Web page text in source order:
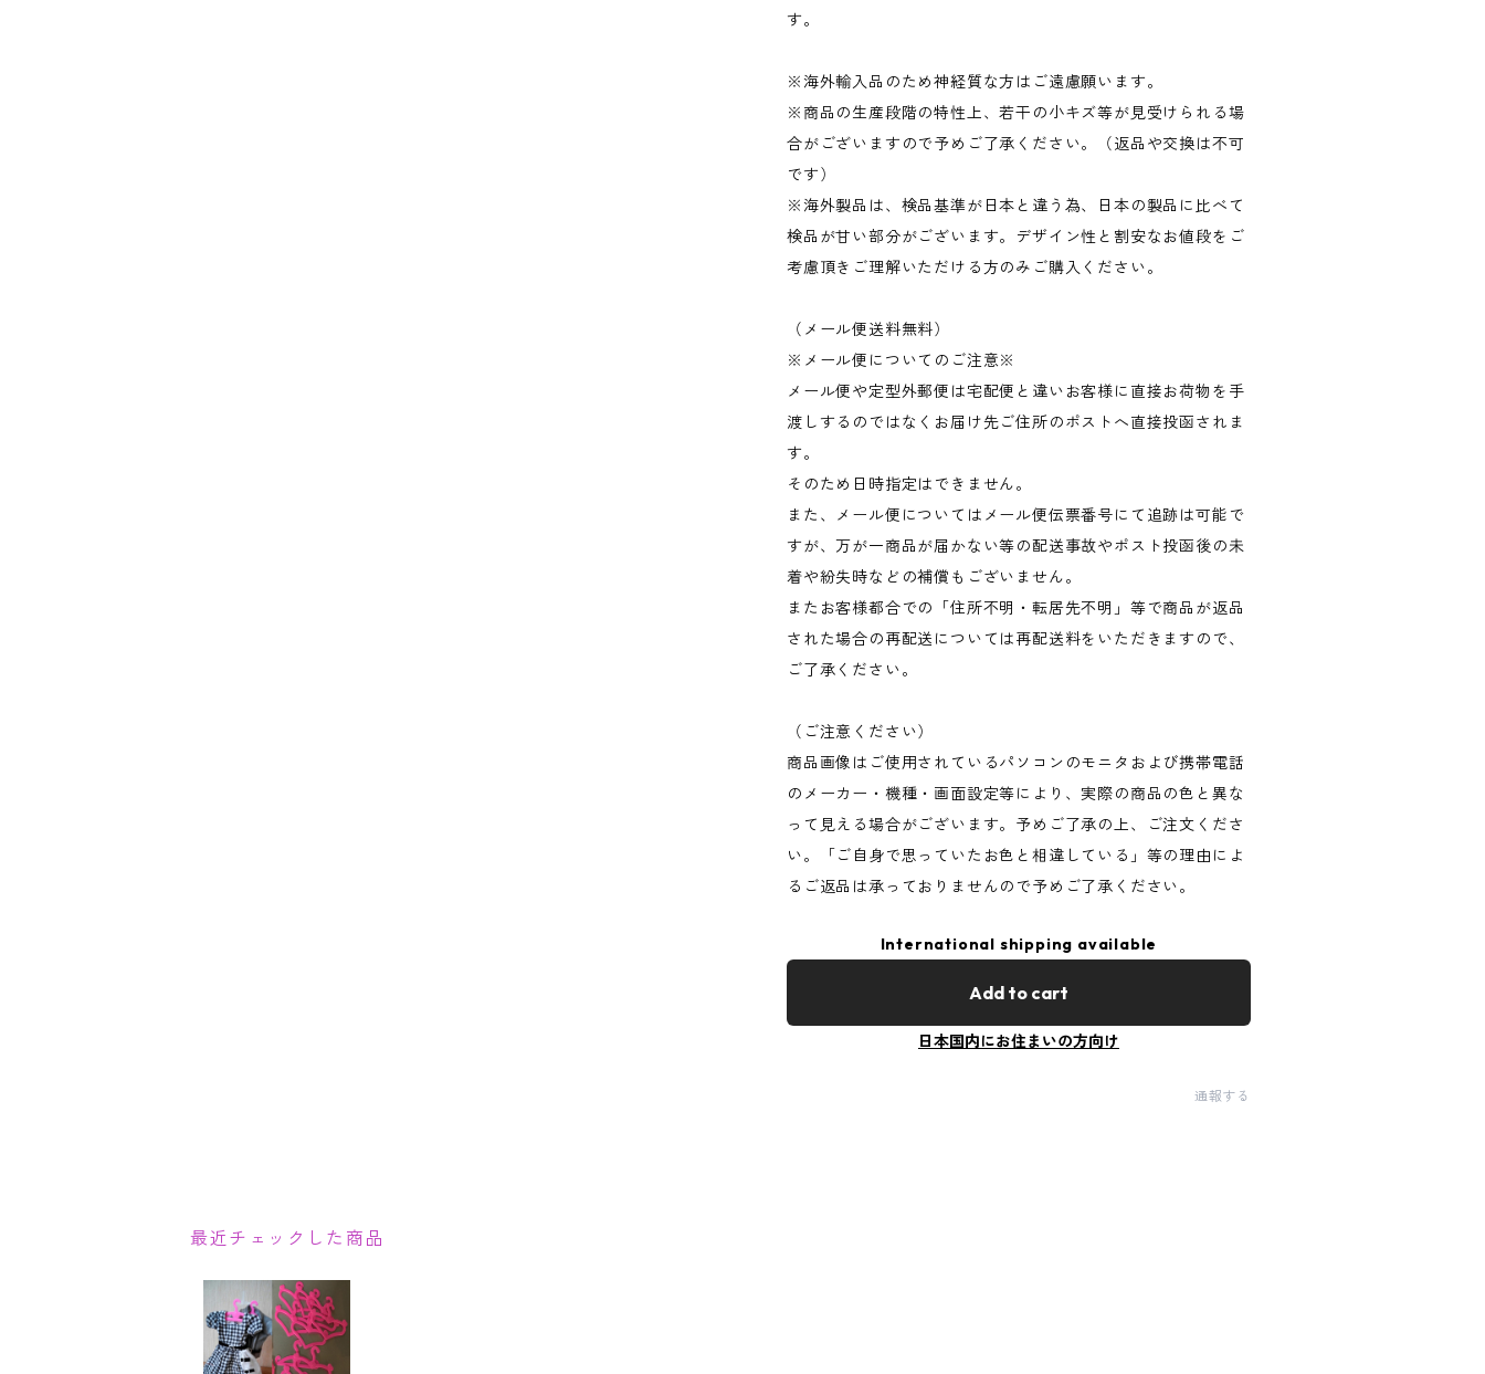
す。
※海外輸入品のため神経質な方はご遠慮願います。
※商品の生産段階の特性上、若干の小キズ等が見受けられる場
合がございますので予めご了承ください。（返品や交換は不可
です）
※海外製品は、検品基準が日本と違う為、日本の製品に比べて
検品が甘い部分がございます。デザイン性と割安なお値段をご
考慮頂きご理解いただける方のみご購入ください。
（メール便送料無料）
※メール便についてのご注意※
メール便や定型外郵便は宅配便と違いお客様に直接お荷物を手
渡しするのではなくお届け先ご住所のポストへ直接投函されま
す。
そのため日時指定はできません。
また、メール便についてはメール便伝票番号にて追跡は可能で
すが、万が一商品が届かない等の配送事故やポスト投函後の未
着や紛失時などの補償もございません。
またお客様都合での「住所不明・転居先不明」等で商品が返品
された場合の再配送については再配送料をいただきますので、
ご了承ください。
（ご注意ください）
商品画像はご使用されているパソコンのモニタおよび携帯電話
のメーカー・機種・画面設定等により、実際の商品の色と異な
って見える場合がございます。予めご了承の上、ご注文くださ
い。「ご自身で思っていたお色と相違している」等の理由によ
るご返品は承っておりませんので予めご了承ください。
International shipping available
Add to cart
日本国内にお住まいの方向け
通報する
最近チェックした商品